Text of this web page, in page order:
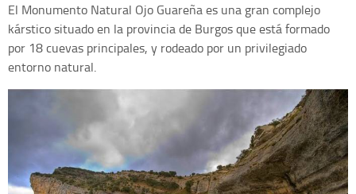
El Monumento Natural Ojo Guareña es una gran complejo
kárstico situado en la provincia de Burgos que está formado
por 18 cuevas principales, y rodeado por un privilegiado
entorno natural.